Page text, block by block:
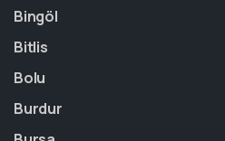
Bingöl
Bitlis
Bolu
Burdur